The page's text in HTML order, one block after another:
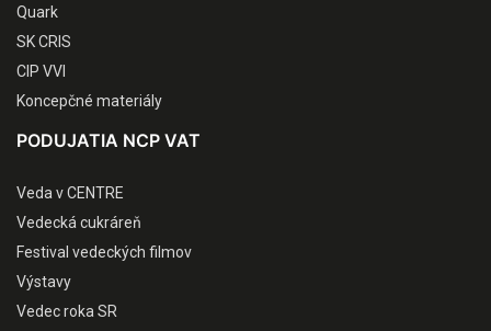
Quark
SK CRIS
CIP VVI
Koncepčné materiály
PODUJATIA NCP VAT
Veda v CENTRE
Vedecká cukráreň
Festival vedeckých filmov
Výstavy
Vedec roka SR